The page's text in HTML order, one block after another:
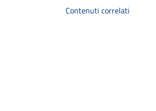
Contenuti correlati